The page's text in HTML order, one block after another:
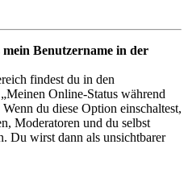
Benutzername in der
findest du in den
Online-Status während
du diese Option einschaltest,
Moderatoren und du selbst
Du wirst dann als unsichtbarer